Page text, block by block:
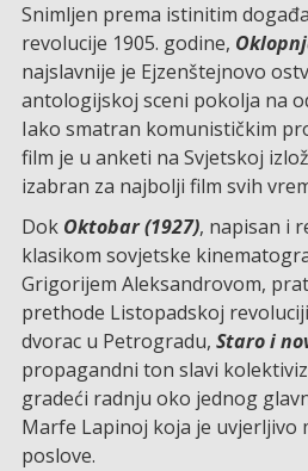
Snimljen prema istinitim
revolucije 1905. godine,
najslavnije je Ejzenštejnovo
antologijskoj sceni pokolja na
Iako smatran komunističkim
film je u anketi na Svjetskoj
izabran za najbolji film svih
Dok Oktobar (1927), napisan i
klasikom sovjetske
Grigorijem Aleksandrovom,
prethode Listopadskoj
dvorac u Petrogradu, Staro i
propagandni ton slavi
gradeći radnju oko jednog
Marfe Lapinoj koja je uvjerljivo
poslove.